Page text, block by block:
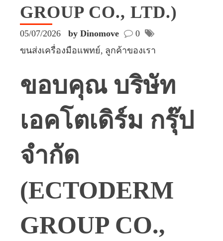
GROUP CO., LTD.)
05/07/2026 by Dinomove
0
ขนส่งเครื่องมือแพทย์ ลูกค้าของเรา
ขอบคุณ บริษัท
เอคโตเดิร์ม กรุ๊ป
จำกัด
(ECTODERM
GROUP CO.,